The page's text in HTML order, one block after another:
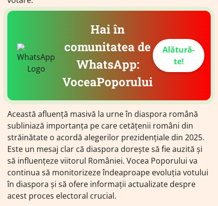
Hai în
comunitatea de
WhatsApp:
VoceaPoporului
Alătură-
te!
Această afluență masivă la urne în diaspora română
subliniază importanța pe care cetățenii români din
străinătate o acordă alegerilor prezidențiale din 2025.
Este un mesaj clar că diaspora dorește să fie auzită și
să influențeze viitorul României. Vocea Poporului va
continua să monitorizeze îndeaproape evoluția votului
în diaspora și să ofere informații actualizate despre
acest proces electoral crucial.